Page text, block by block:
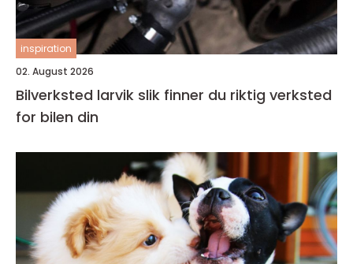
inspiration
02. August 2026
Bilverksted larvik slik finner du riktig verksted
for bilen din